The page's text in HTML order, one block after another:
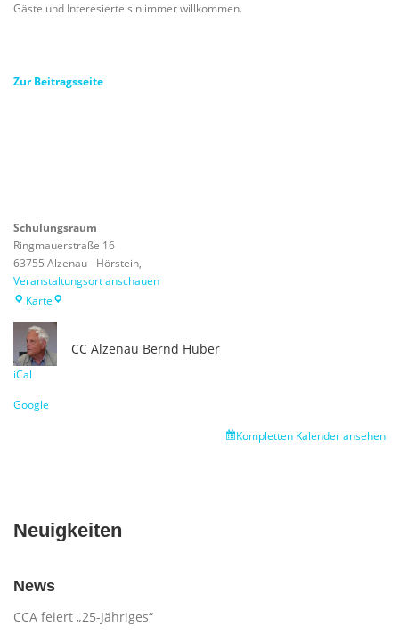
Gäste und Interesierte sin immer willkommen.
Zur Beitragsseite
Schulungsraum
Ringmauerstraße 16
63755 Alzenau - Hörstein,
Veranstaltungsort anschauen
KarteSchulungsraum
CC Alzenau Bernd Huber
iCal
Google
Kompletten Kalender ansehen
Neuigkeiten
News
CCA feiert „25-Jähriges“